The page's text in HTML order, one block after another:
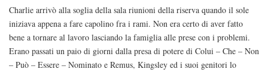
Charlie arrivò alla soglia della sala riunioni della riserva quando il sole
iniziava appena a fare capolino fra i rami. Non era certo di aver fatto
bene a tornare al lavoro lasciando la famiglia alle prese con i problemi.
Erano passati un paio di giorni dalla presa di potere di Colui – Che – Non
– Può – Essere – Nominato e Remus, Kingsley ed i suoi genitori lo